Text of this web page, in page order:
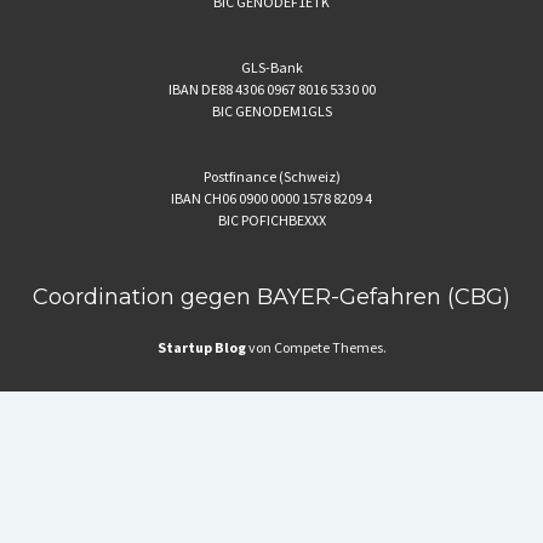
GLS-Bank
IBAN DE88 4306 0967 8016 5330 00
BIC GENODEM1GLS
Postfinance (Schweiz)
IBAN CH06 0900 0000 1578 8209 4
BIC POFICHBEXXX
Coordination gegen BAYER-Gefahren (CBG)
Startup Blogvon Compete Themes.